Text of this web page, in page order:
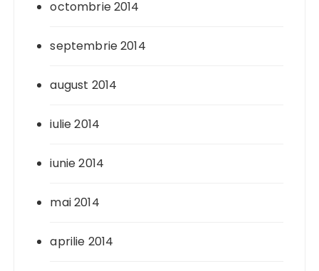
octombrie 2014
septembrie 2014
august 2014
iulie 2014
iunie 2014
mai 2014
aprilie 2014